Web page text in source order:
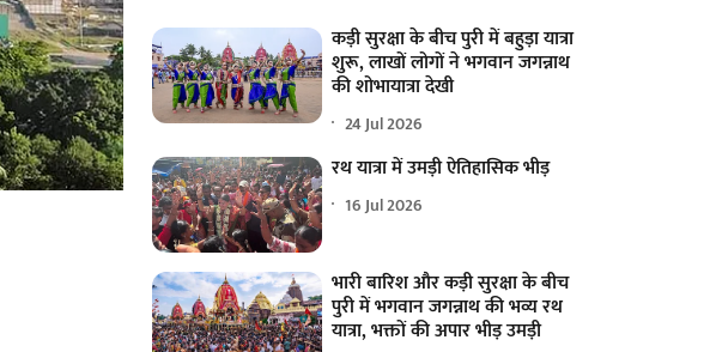
कड़ी सुरक्षा के बीच पुरी में बहुड़ा यात्रा
शुरू, लाखों लोगों ने भगवान जगन्नाथ
की शोभायात्रा देखी
24 Jul 2026
रथ यात्रा में उमड़ी ऐतिहासिक भीड़
16 Jul 2026
भारी बारिश और कड़ी सुरक्षा के बीच
पुरी में भगवान जगन्नाथ की भव्य रथ
यात्रा, भक्तों की अपार भीड़ उमड़ी